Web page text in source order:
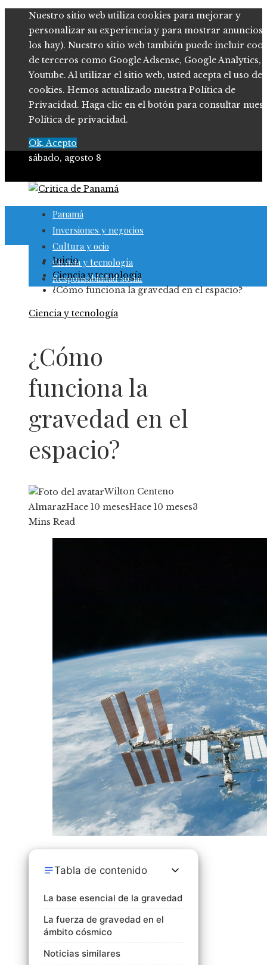
Nuestro sitio web utiliza cookies para mejorar y
personalizar su experiencia y para mostrar anuncios
los hay). Nuestro sitio web también puede incluir
de terceros como Google Adsense, Google Analytics,
Youtube. Al utilizar el sitio web, usted acepta el uso de
cookies. Hemos actualizado nuestra Política de
Privacidad. Haga clic en el botón para consultar
Política de privacidad.
Ok, Acepto
sábado, agosto 8
Panamá
Inversiones y negocios
Cultura y ocio
Ciencia y tecnología
Responsabilidad social
Inicio
Ciencia y tecnología
¿Cómo funciona la gravedad en el espacio?
Ciencia y tecnología
¿Cómo
funciona la
gravedad en el
espacio?
Wilton Centeno
AlmarazHace 10 mesesHace 10 meses3
Mins Read
Tabla de contenido
La base esencial de la gravedad
La fuerza de gravedad en el
ámbito cósmico
Noticias similares